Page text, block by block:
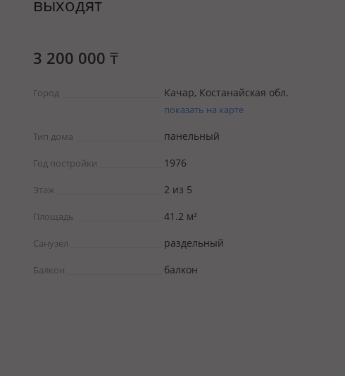
3 200 000 ₸
Город Качар, Костанайская обл.
показать на карте
Тип дома панельный
Год постройки 1976
Этаж 2 из 5
Площадь 41.2 м²
Санузел раздельный
Балкон балкон